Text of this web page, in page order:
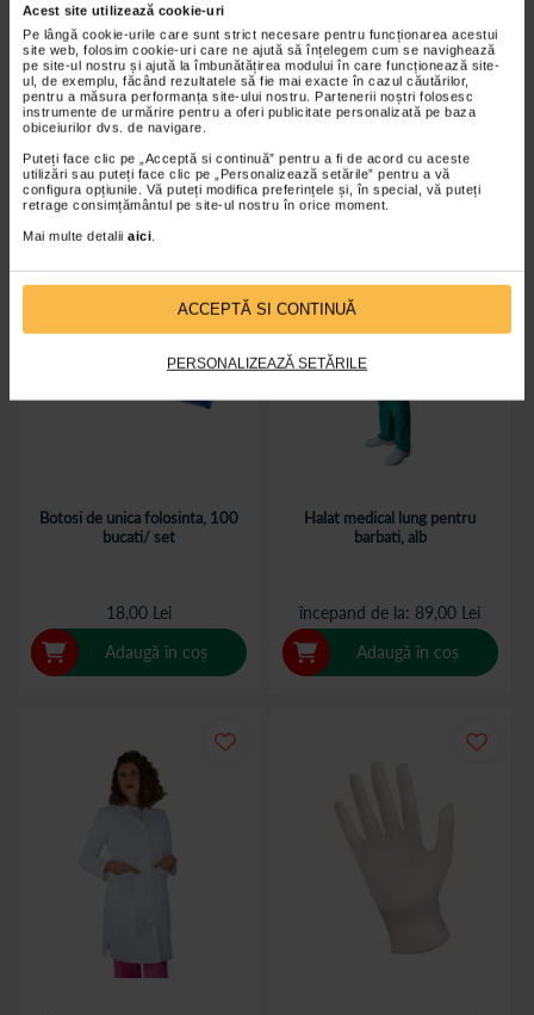
Acest site utilizează cookie-uri
Pe lângă cookie-urile care sunt strict necesare pentru funcționarea acestui
site web, folosim cookie-uri care ne ajută să înțelegem cum se navighează
pe site-ul nostru și ajută la îmbunătățirea modului în care funcționează site-
ul, de exemplu, făcând rezultatele să fie mai exacte în cazul căutărilor,
pentru a măsura performanța site-ului nostru. Partenerii noștri folosesc
instrumente de urmărire pentru a oferi publicitate personalizată pe baza
obiceiurilor dvs. de navigare.
Puteți face clic pe „Acceptă si continuă” pentru a fi de acord cu aceste
utilizări sau puteți face clic pe „Personalizează setările” pentru a vă
configura opțiunile. Vă puteți modifica preferințele și, în special, vă puteți
retrage consimțământul pe site-ul nostru în orice moment.
Mai multe detalii aici.
ACCEPTĂ SI CONTINUĂ
PERSONALIZEAZĂ SETĂRILE
Saboti medicali profesionali
FF0311, Roz, Fly Flot
începand de la 139,00 Lei
FF0311, Liliac, Fly Flot
începand de la 139,00 Lei
Botosi de unica folosinta, 100
bucati/ set
18,00 Lei
Adaugă în coș
Halat medical lung pentru
barbati, alb
începand de la 89,00 Lei
Adaugă în coș